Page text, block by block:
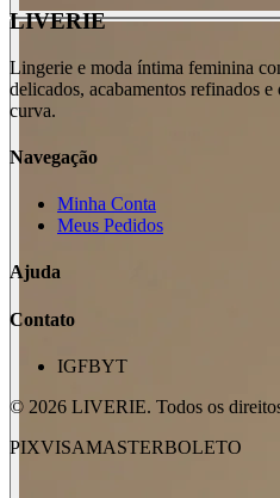
LIVERIE
Lingerie e moda íntima feminina
delicados, acabamentos refinados
curva.
Navegação
Minha Conta
Meus Pedidos
Ajuda
Contato
IGFBYT
© 2026 LIVERIE. Todos os
PIXVISAMASTERBOLETO